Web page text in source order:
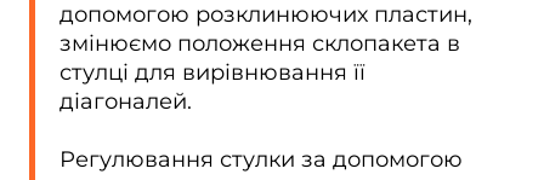
допомогою розклинюючих пластин,
змінюємо положення склопакета в
стулці для вирівнювання її
діагоналей.
Регулювання стулки за допомогою